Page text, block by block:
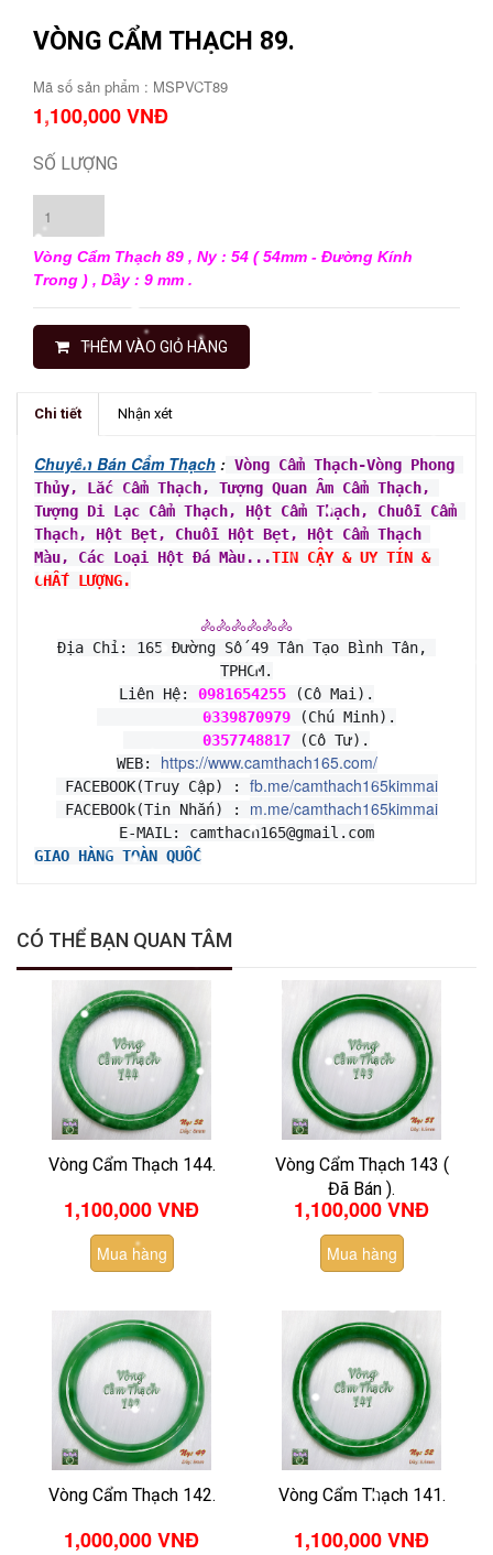
VÒNG CẨM THẠCH 89.
Mã số sản phẩm : MSPVCT89
1,100,000 VNĐ
SỐ LƯỢNG
Vòng Cẩm Thạch 89 , Ny : 54 ( 54mm - Đường Kính
Trong ) , Dầy : 9 mm .
THÊM VÀO GIỎ HÀNG
Chi tiết Nhận xét
Chuyên Bán Cẩm Thạch : Vòng Cẩm Thạch-Vòng Phong
Thủy, Lắc Cẩm Thạch, Tượng Quan Âm Cẩm Thạch,
Tượng Di Lạc Cẩm Thạch, Hột Cẩm Thạch, Chuỗi Cẩm
Thạch, Hột Bẹt, Chuỗi Hột Bẹt, Hột Cẩm Thạch
Màu, Các Loại Hột Đá Màu...TIN CẬY & UY TÍN &
CHẤT LƯỢNG.
🚴🚴🚴🚴🚴🚴
Địa Chỉ: 165 Đường Số 49 Tân Tạo Bình Tân,
TPHCM.
Liên Hệ: 0981654255 (Cô Mai).
0339870979 (Chú Minh).
0357748817 (Cô Tư).
WEB: https://www.camthach165.com/
FACEBOOK(Truy Cập) : fb.me/camthach165kimmai
FACEBOOk(Tin Nhắn) : m.me/camthach165kimmai
E-MAIL: camthach165@gmail.com
GIAO HÀNG TOÀN QUỐC
CÓ THỂ BẠN QUAN TÂM
Vòng Cẩm Thạch 144.
1,100,000 VNĐ
Mua hàng
Vòng Cẩm Thạch 143 (
Đã Bán ).
1,100,000 VNĐ
Mua hàng
Vòng Cẩm Thạch 142.
1,000,000 VNĐ
Vòng Cẩm Thạch 141.
1,100,000 VNĐ